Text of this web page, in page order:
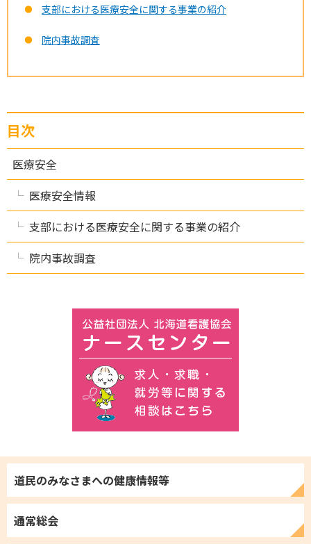
支部における医療安全に関する事業の紹介
院内事故調査
目次
医療安全
医療安全情報
支部における医療安全に関する事業の紹介
院内事故調査
道民のみなさまへの健康情報等
通常総会